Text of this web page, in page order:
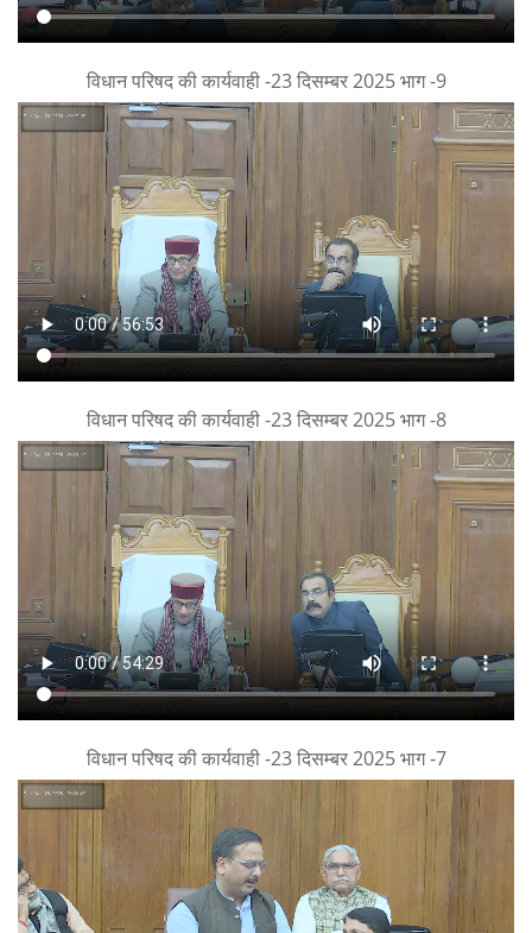
विधान परिषद की कार्यवाही -23 दिसम्बर 2025 भाग -9
विधान परिषद की कार्यवाही -23 दिसम्बर 2025 भाग -8
विधान परिषद की कार्यवाही -23 दिसम्बर 2025 भाग -7